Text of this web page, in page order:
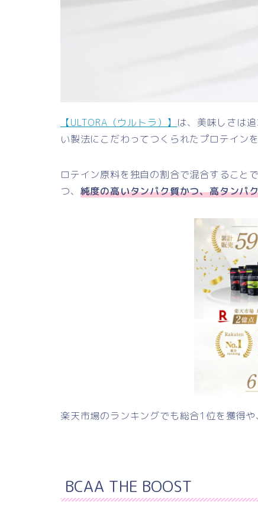
【ULTORA（ウルトラ）】 は、美味しさは
い製法にこだわってつくられたプロテイン
ロテイン原料を独自の割合で混合すること
つ、 純度の高いタンパク質かつ、高タンパ
楽天市場のランキングでも総合1位を獲得
BCAA THE BOOST